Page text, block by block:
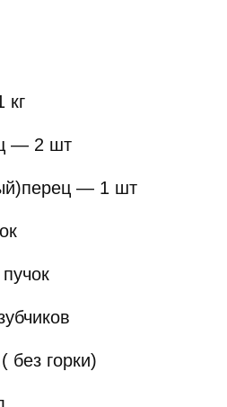
кг
— 2 шт
— 1 шт
без горки)